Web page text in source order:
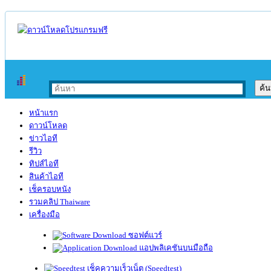
หน้าแรก
ดาวน์โหลด
ข่าวไอที
รีวิว
ทิปส์ไอที
สินค้าไอที
เช็ครอบหนัง
รวมคลิป Thaiware
เครื่องมือ
ซอฟต์แวร์
แอปพลิเคชันบนมือถือ
เช็คความเร็วเน็ต (Speedtest)